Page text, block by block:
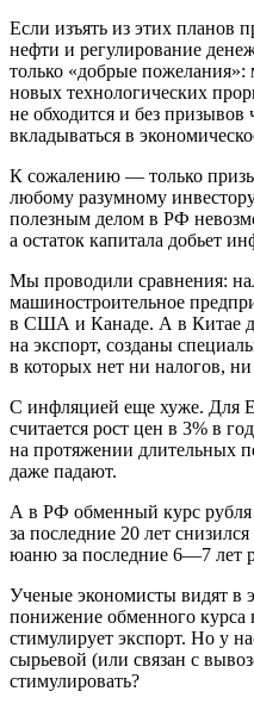
Если изъять из этих планов
нефти и регулирование
только «добрые
новых технологических
не обходится и без
вкладываться в
К сожалению — только
любому разумному
полезным делом в РФ
а остаток капитала добьет
Мы проводили сравнения:
машиностроительное
в США и Канаде. А в Китае
на экспорт, созданы
в которых нет ни налогов,
С инфляцией еще хуже. Для
считается рост цен в 3% в
на протяжении длительных
даже падают.
А в РФ обменный курс
за последние 20 лет
юаню за последние 6—7 лет
Ученые экономисты видят в
понижение обменного
стимулирует экспорт. Но у
сырьевой (или связан с
стимулировать?